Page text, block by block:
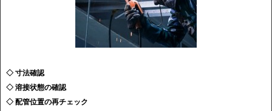
◇ 寸法確認
◇ 溶接状態の確認
◇ 配管位置の再チェック